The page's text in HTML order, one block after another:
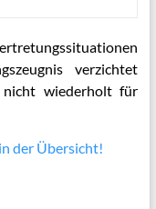
verzichtet
nicht wiederholt für
der Übersicht!